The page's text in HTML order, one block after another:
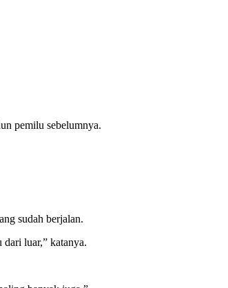
pemilu sebelumnya.
sudah berjalan.
luar,” katanya.